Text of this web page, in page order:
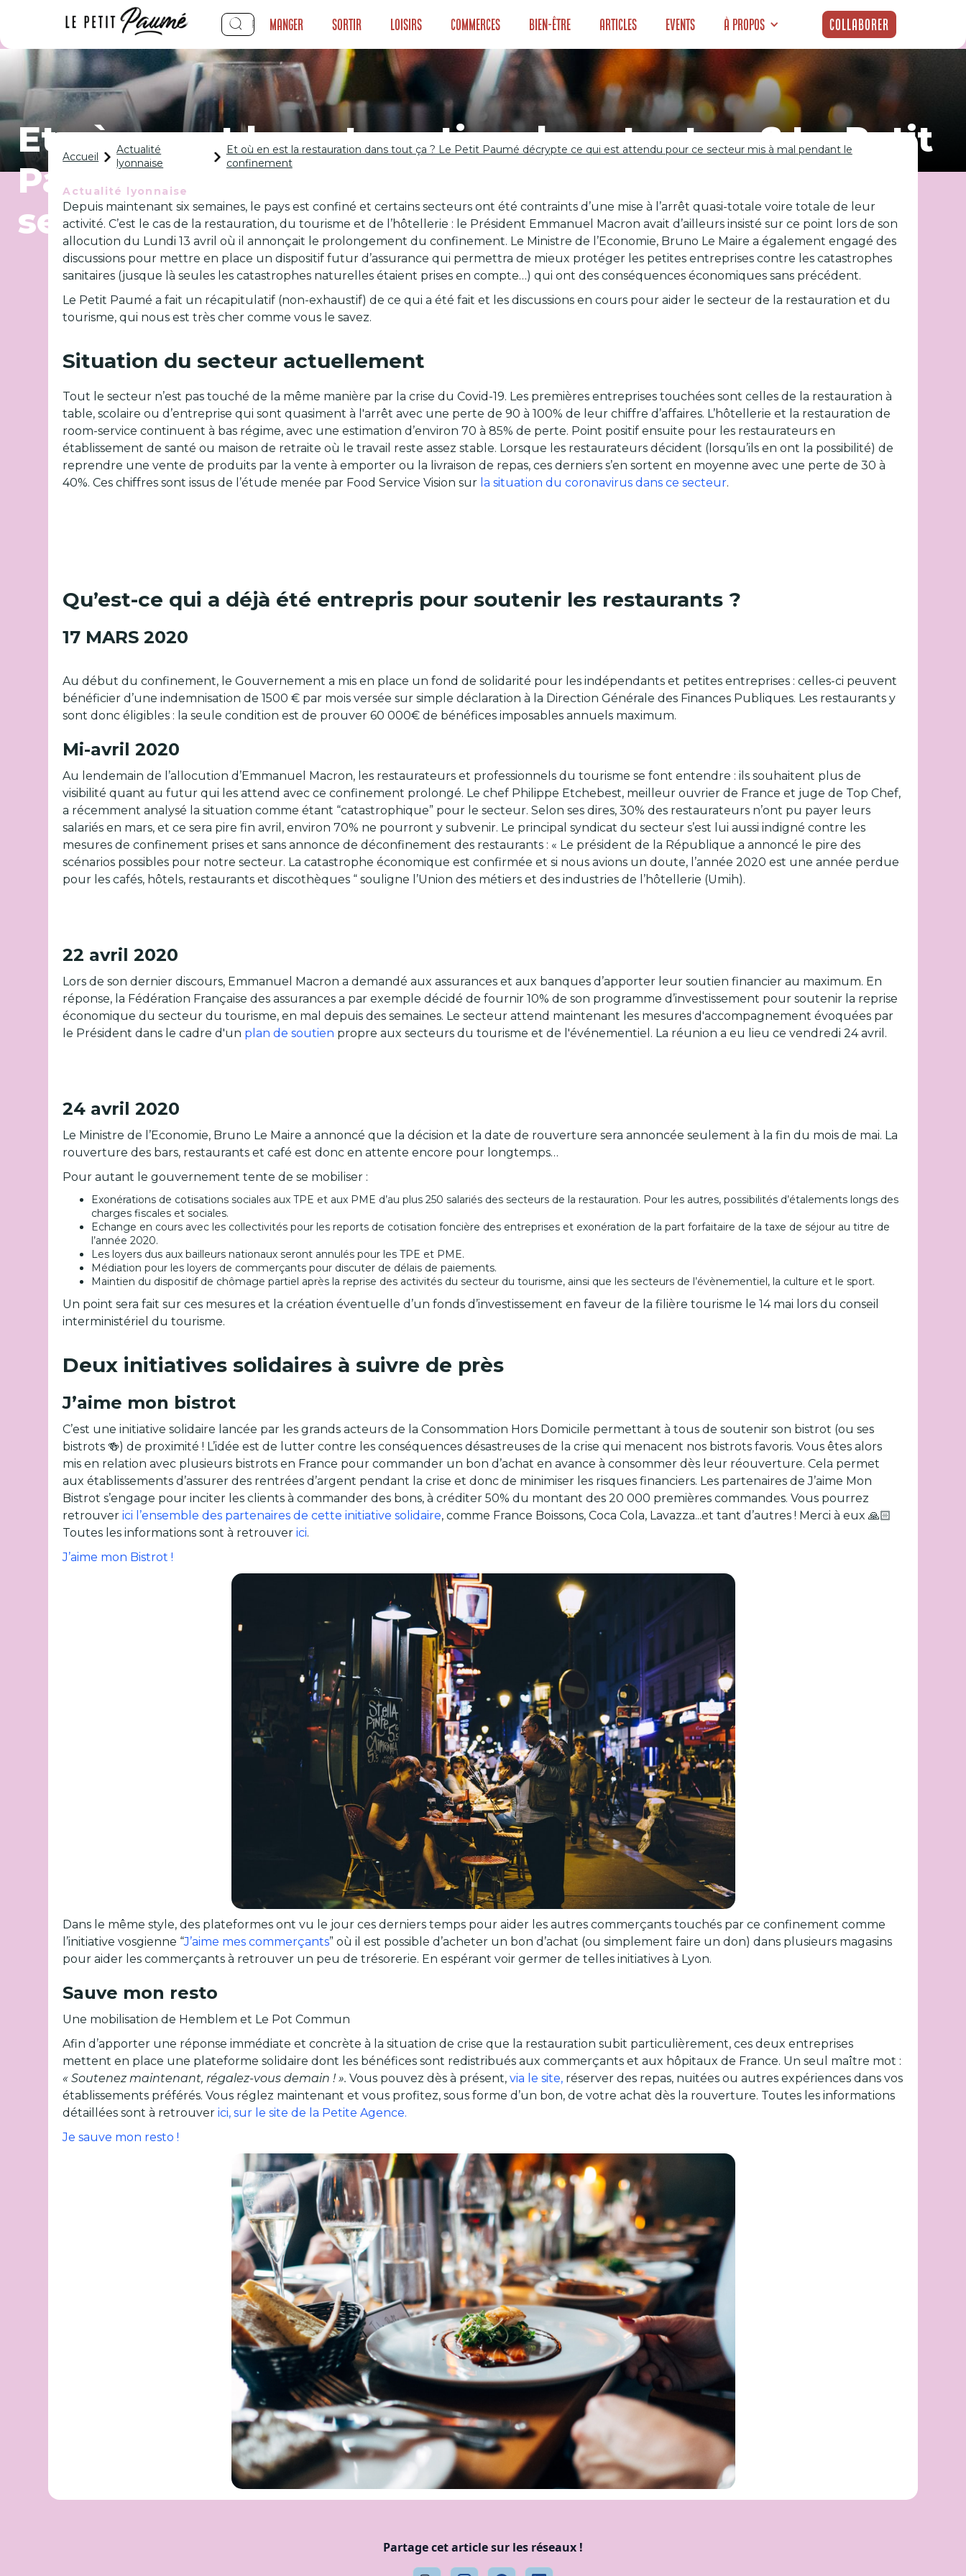
Manger Sortir Loisirs Commerces Bien-être Articles Events À propos Collaborer
Et où en est la restauration dans tout ça ? Le Petit
Paumé décrypte ce qui est attendu pour ce
secteur mis à mal pendant le confinement
Accueil
Actualité
lyonnaise
Et où en est la restauration dans tout ça ? Le Petit Paumé décrypte ce qui est attendu pour ce secteur mis à mal pendant le
confinement
Actualité lyonnaise
Depuis maintenant six semaines, le pays est confiné et certains secteurs ont été contraints d’une mise à l’arrêt quasi-totale voire totale de leur
activité. C’est le cas de la restauration, du tourisme et de l’hôtellerie : le Président Emmanuel Macron avait d’ailleurs insisté sur ce point lors de son
allocution du Lundi 13 avril où il annonçait le prolongement du confinement. Le Ministre de l’Economie, Bruno Le Maire a également engagé des
discussions pour mettre en place un dispositif futur d’assurance qui permettra de mieux protéger les petites entreprises contre les catastrophes
sanitaires (jusque là seules les catastrophes naturelles étaient prises en compte…) qui ont des conséquences économiques sans précédent.
Le Petit Paumé a fait un récapitulatif (non-exhaustif) de ce qui a été fait et les discussions en cours pour aider le secteur de la restauration et du
tourisme, qui nous est très cher comme vous le savez.
Situation du secteur actuellement
Tout le secteur n’est pas touché de la même manière par la crise du Covid-19. Les premières entreprises touchées sont celles de la restauration à
table, scolaire ou d’entreprise qui sont quasiment à l'arrêt avec une perte de 90 à 100% de leur chiffre d’affaires. L’hôtellerie et la restauration de
room-service continuent à bas régime, avec une estimation d’environ 70 à 85% de perte. Point positif ensuite pour les restaurateurs en
établissement de santé ou maison de retraite où le travail reste assez stable. Lorsque les restaurateurs décident (lorsqu’ils en ont la possibilité) de
reprendre une vente de produits par la vente à emporter ou la livraison de repas, ces derniers s’en sortent en moyenne avec une perte de 30 à
40%. Ces chiffres sont issus de l’étude menée par Food Service Vision sur la situation du coronavirus dans ce secteur.
Qu’est-ce qui a déjà été entrepris pour soutenir les restaurants ?
17 MARS 2020
Au début du confinement, le Gouvernement a mis en place un fond de solidarité pour les indépendants et petites entreprises : celles-ci peuvent
bénéficier d’une indemnisation de 1500 € par mois versée sur simple déclaration à la Direction Générale des Finances Publiques. Les restaurants y
sont donc éligibles : la seule condition est de prouver 60 000€ de bénéfices imposables annuels maximum.
Mi-avril 2020
Au lendemain de l’allocution d’Emmanuel Macron, les restaurateurs et professionnels du tourisme se font entendre : ils souhaitent plus de
visibilité quant au futur qui les attend avec ce confinement prolongé. Le chef Philippe Etchebest, meilleur ouvrier de France et juge de Top Chef,
a récemment analysé la situation comme étant “catastrophique” pour le secteur. Selon ses dires, 30% des restaurateurs n’ont pu payer leurs
salariés en mars, et ce sera pire fin avril, environ 70% ne pourront y subvenir. Le principal syndicat du secteur s’est lui aussi indigné contre les
mesures de confinement prises et sans annonce de déconfinement des restaurants : « Le président de la République a annoncé le pire des
scénarios possibles pour notre secteur. La catastrophe économique est confirmée et si nous avions un doute, l’année 2020 est une année perdue
pour les cafés, hôtels, restaurants et discothèques “ souligne l’Union des métiers et des industries de l’hôtellerie (Umih).
22 avril 2020
Lors de son dernier discours, Emmanuel Macron a demandé aux assurances et aux banques d’apporter leur soutien financier au maximum. En
réponse, la Fédération Française des assurances a par exemple décidé de fournir 10% de son programme d’investissement pour soutenir la reprise
économique du secteur du tourisme, en mal depuis des semaines. Le secteur attend maintenant les mesures d'accompagnement évoquées par
le Président dans le cadre d'un plan de soutien propre aux secteurs du tourisme et de l'événementiel. La réunion a eu lieu ce vendredi 24 avril.
24 avril 2020
Le Ministre de l’Economie, Bruno Le Maire a annoncé que la décision et la date de rouverture sera annoncée seulement à la fin du mois de mai. La
rouverture des bars, restaurants et café est donc en attente encore pour longtemps…
Pour autant le gouvernement tente de se mobiliser :
Exonérations de cotisations sociales aux TPE et aux PME d’au plus 250 salariés des secteurs de la restauration. Pour les autres, possibilités d’étalements longs des
charges fiscales et sociales.
Echange en cours avec les collectivités pour les reports de cotisation foncière des entreprises et exonération de la part forfaitaire de la taxe de séjour au titre de
l’année 2020.
Les loyers dus aux bailleurs nationaux seront annulés pour les TPE et PME.
Médiation pour les loyers de commerçants pour discuter de délais de paiements.
Maintien du dispositif de chômage partiel après la reprise des activités du secteur du tourisme, ainsi que les secteurs de l’évènementiel, la culture et le sport.
Un point sera fait sur ces mesures et la création éventuelle d’un fonds d’investissement en faveur de la filière tourisme le 14 mai lors du conseil
interministériel du tourisme.
Deux initiatives solidaires à suivre de près
J’aime mon bistrot
C’est une initiative solidaire lancée par les grands acteurs de la Consommation Hors Domicile permettant à tous de soutenir son bistrot (ou ses
bistrots 🍻) de proximité ! L’idée est de lutter contre les conséquences désastreuses de la crise qui menacent nos bistrots favoris. Vous êtes alors
mis en relation avec plusieurs bistrots en France pour commander un bon d’achat en avance à consommer dès leur réouverture. Cela permet
aux établissements d’assurer des rentrées d’argent pendant la crise et donc de minimiser les risques financiers. Les partenaires de J’aime Mon
Bistrot s’engage pour inciter les clients à commander des bons, à créditer 50% du montant des 20 000 premières commandes. Vous pourrez
retrouver ici l’ensemble des partenaires de cette initiative solidaire, comme France Boissons, Coca Cola, Lavazza...et tant d’autres ! Merci à eux 🙏🏻
Toutes les informations sont à retrouverici.
J’aime mon Bistrot !
Dans le même style, des plateformes ont vu le jour ces derniers temps pour aider les autres commerçants touchés par ce confinement comme
l’initiative vosgienne “J’aime mes commerçants” où il est possible d’acheter un bon d’achat (ou simplement faire un don) dans plusieurs magasins
pour aider les commerçants à retrouver un peu de trésorerie. En espérant voir germer de telles initiatives à Lyon.
Sauve mon resto
Une mobilisation de Hemblem et Le Pot Commun
Afin d’apporter une réponse immédiate et concrète à la situation de crise que la restauration subit particulièrement, ces deux entreprises
mettent en place une plateforme solidaire dont les bénéfices sont redistribués aux commerçants et aux hôpitaux de France. Un seul maître mot :
« Soutenez maintenant, régalez-vous demain ! ».Vous pouvez dès à présent,via le site, réserver des repas, nuitées ou autres expériences dans vos
établissements préférés. Vous réglez maintenant et vous profitez, sous forme d’un bon, de votre achat dès la rouverture. Toutes les informations
détaillées sont à retrouverici, sur le site de la Petite Agence.
Je sauve mon resto !
Partage cet article sur les réseaux !